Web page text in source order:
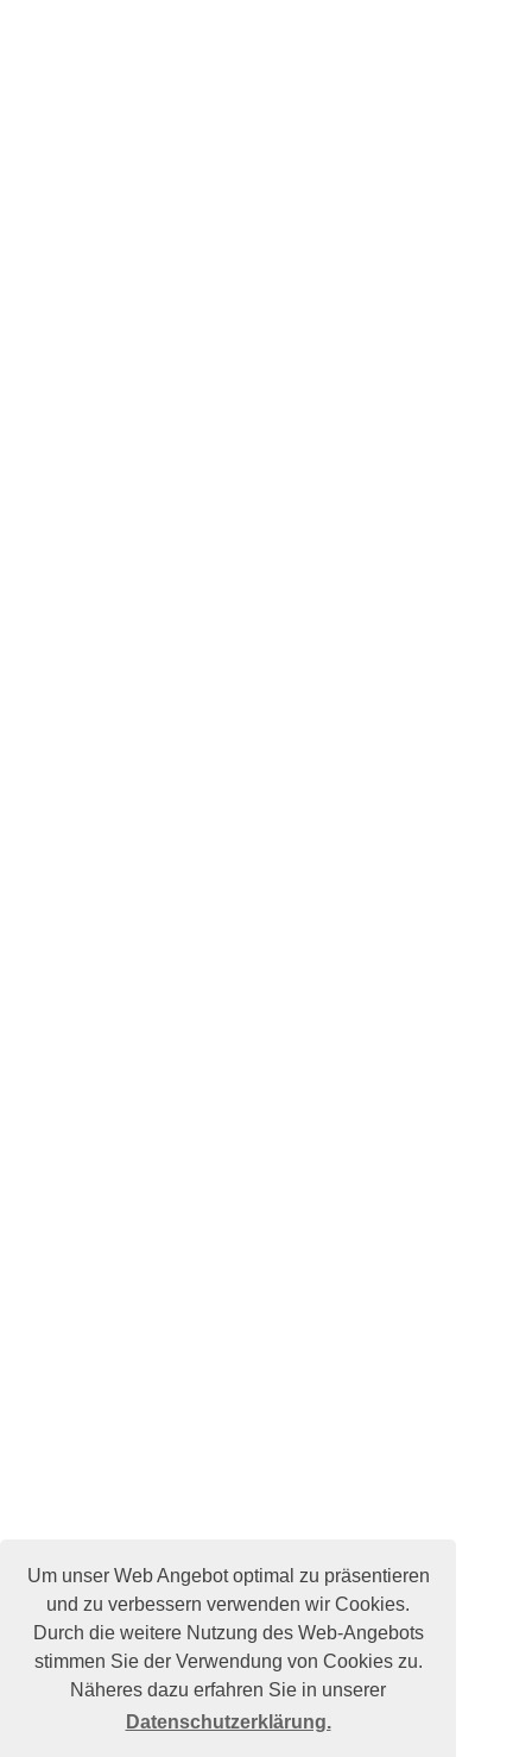
Um unser Web Angebot optimal zu präsentieren
und zu verbessern verwenden wir Cookies.
Durch die weitere Nutzung des Web-Angebots
stimmen Sie der Verwendung von Cookies zu.
Näheres dazu erfahren Sie in unserer
Datenschutzerklärung.